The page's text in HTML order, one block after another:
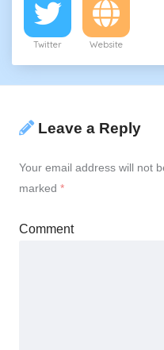
Twitter Website
Leave a Reply
Your email address will not
marked *
Comment